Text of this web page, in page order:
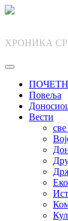
Skip
ХРОНИКА
Повеља
Вести